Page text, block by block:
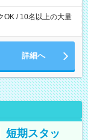
OK / 10名以上の大量
詳細へ
短期スタッ